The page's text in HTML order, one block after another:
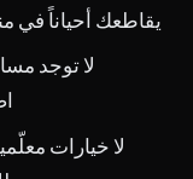
يقاطعك أحياناً في
لا توجد
لا خيارات